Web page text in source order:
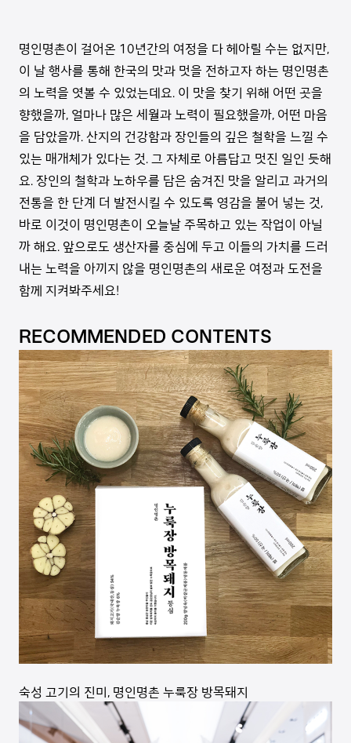
명인명촌이 걸어온 10년간의 여정을 다 헤아릴 수는 없지만,
이 날 행사를 통해 한국의 맛과 멋을 전하고자 하는 명인명촌
의 노력을 엿볼 수 있었는데요. 이 맛을 찾기 위해 어떤 곳을
향했을까, 얼마나 많은 세월과 노력이 필요했을까, 어떤 마음
을 담았을까. 산지의 건강함과 장인들의 깊은 철학을 느낄 수
있는 매개체가 있다는 것. 그 자체로 아름답고 멋진 일인 듯해
요. 장인의 철학과 노하우를 담은 숨겨진 맛을 알리고 과거의
전통을 한 단계 더 발전시킬 수 있도록 영감을 불어 넣는 것,
바로 이것이 명인명촌이 오늘날 주목하고 있는 작업이 아닐
까 해요. 앞으로도 생산자를 중심에 두고 이들의 가치를 드러
내는 노력을 아끼지 않을 명인명촌의 새로운 여정과 도전을
함께 지켜봐주세요!
RECOMMENDED CONTENTS
숙성 고기의 진미, 명인명촌 누룩장 방목돼지